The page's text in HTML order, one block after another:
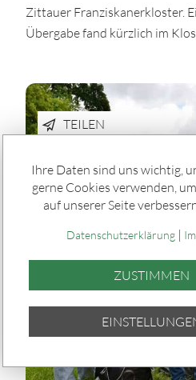
Zittauer Franziskanerkloster.
Übergabe fand kürzlich im
TEILEN
Ihre Daten sind uns wichtig,
gerne Cookies verwenden,
auf unserer Seite
Datenschutzerklärung|
ZUSTIMMEN